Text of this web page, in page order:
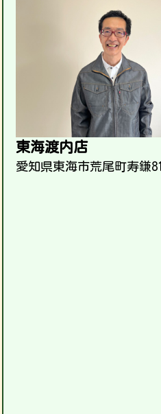
東海渡内店
愛知県東海市荒尾町寿鎌81